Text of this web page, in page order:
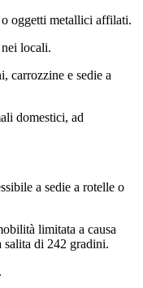
oggetti metallici affilati.
locali.
carrozzine e sedie a
domestici, ad
a sedie a rotelle o
limitata a causa
salita di 242 gradini.